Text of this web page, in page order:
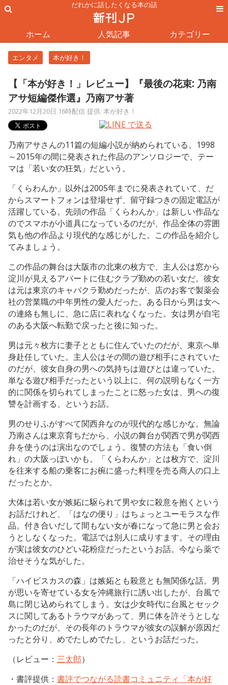
だれかに話したくなる本の話
ホーム 人気記事 カテゴリー
エンタメ 本が好き！
【「本が好き！」レビュー】『最後の花束: 乃南
アサ短編傑作選』乃南アサ著
2022年12月20日 16時配信 提供: 本が好き！
乃南アサさんの11篇の短編小説が納められている。1998
～2015年の間に発表された作品のアンソロジーで、テー
マは「若い女の狂気」だという。
「くらわんか」以外は2005年までに発表されていて、だ
からスマートフォンは登場せず、留守録つきの固定電話が
活躍している。先頭の作品「くらわんか」は新しい作品な
のでスマホが小道具になっているのだが、作品全体の雰囲
気も他の作品より現代的な感じがした。この作品を紹介し
てみましょう。
この作品の舞台は大阪市の北東の枚方で、主人公は窓から
淀川が見えるアパートに住むクラブ勤めの若い女だ。彼女
は元は東京のキャバクラ勤めだったが、店のお客で製薬会
社の営業職の中年男性の愛人だった。ある日から男は女へ
の連絡も無しに、急に店に表れなくなった。女は男が自宅
のある大阪へ転勤で戻ったと後に知った。
男は元々枚方に妻子とともに住んでいたのだが、東京へ単
身赴任していた。主人公はその間の遊び相手にされていた
のだが、彼女自身の男への気持ちは遊びとは違っていた。
単なる遊び相手だったという以上に、何の説明もなく一方
的に関係を切られてしまったことに怒った女は、男への復
讐を計画する、というお話。
男のせりふがすべて関西弁なのが現代的な感じかな。無論
乃南さんは東京育ちだから、小説の舞台が関西で男が関西
弁を使うのは演出なのでしょう。復讐の方法も「食い倒
れ」の大阪っぽいかも。「くらわんか」とは枚方で、淀川
を往来する船の乗客にお椀に盛った料理を売る商人の口上
だったとか。
大体は若い女が嫉妬に駆られて男や女に殺意を抱くという
お話だけれど、「はなの便り」はちょっとユーモラスな作
品。付き合いだして間もない女が春になって急に男と会お
うとしなくなった。電話では別人に成りすます。その理由
が実は彼女のひどい花粉症だったというお話。今なら薬で
治せそうな気がした。
「ハイビスカスの森」は嫉妬とも殺意とも無関係な話。男
が思いを寄せている女を沖縄旅行に誘い出したが、台風で
島に閉じ込められてしまう。女は少女時代に台風とセック
スに関してあるトラウマがあって、男に体を許そうとしな
かったのだが、その長年のトラウマが彼女の誤解が原因だ
ったと分り、めでたしめでたし、というお話だった。
（レビュー： 三太郎）
・書評提供： 書評でつながる読書コミュニティ「本が好